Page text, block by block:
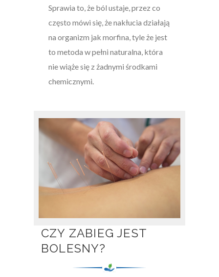
Sprawia to, że ból ustaje, przez co
często mówi się, że nakłucia działają
na organizm jak morfina, tyle że jest
to metoda w pełni naturalna, która
nie wiąże się z żadnymi środkami
chemicznymi.
CZY ZABIEG JEST
BOLESNY?